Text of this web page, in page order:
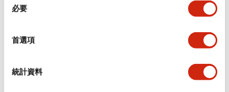
必要
首選項
統計資料
審美規範
環境規範